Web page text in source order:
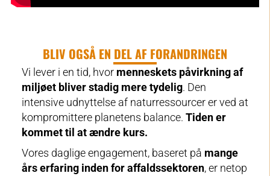
BLIV OGSÅ EN DEL AF FORANDRINGEN
Vi lever i en tid, hvor menneskets påvirkning af
miljøet bliver stadig mere tydelig. Den
intensive udnyttelse af naturressourcer er ved at
kompromittere planetens balance. Tiden er
kommet til at ændre kurs.
Vores daglige engagement, baseret på mange
års erfaring inden for affaldssektoren, er netop